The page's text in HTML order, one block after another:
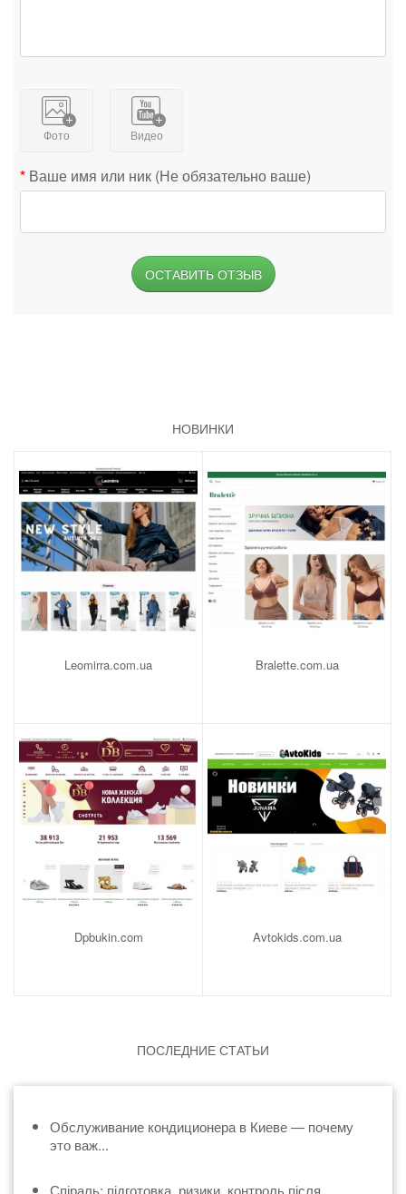
Фото Видео
Ваше имя или ник (Не обязательно ваше)
ОСТАВИТЬ ОТЗЫВ
НОВИНКИ
Leomirra.com.ua Bralette.com.ua
Dpbukin.com Avtokids.com.ua
ПОСЛЕДНИЕ СТАТЬИ
Обслуживание кондиционера в Киеве — почему
это важ...
Спіраль: підготовка, ризики, контроль після